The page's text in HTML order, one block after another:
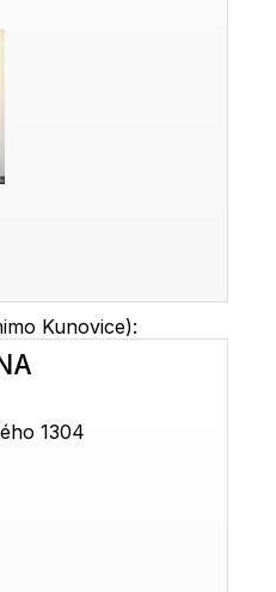
Kunovice):
1304